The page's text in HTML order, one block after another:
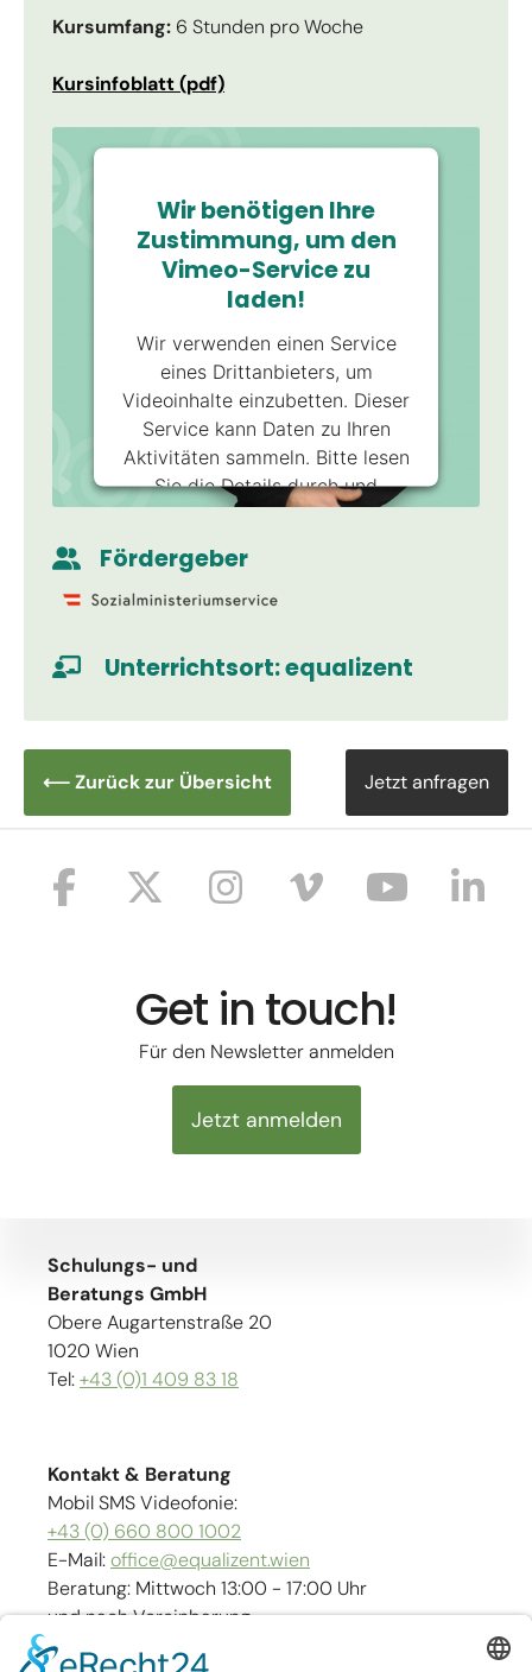
Kursumfang: 6 Stunden pro Woche
Kursinfoblatt (pdf)
Wir benötigen Ihre
Zustimmung, um den
Vimeo-Service zu
laden!
Wir verwenden einen Service
eines Drittanbieters, um
Videoinhalte einzubetten. Dieser
Service kann Daten zu Ihren
Aktivitäten sammeln. Bitte lesen
Sie die Details durch und
stimmen Sie der Nutzung des
anzusehen.
Akzeptieren
powered byUsercentrics
Consent Management Platform
&eRecht24
Fördergeber
Unterrichtsort: equalizent
⟵ Zurück zur Übersicht Jetzt anfragen
Get in touch!
Für den Newsletter anmelden
Jetzt anmelden
Schulungs- und
Beratungs GmbH
Obere Augartenstraße 20
1020 Wien
Tel:+43 (0)1 409 83 18
Kontakt & Beratung
Mobil SMS Videofonie:
+43 (0) 660 800 1002
E-Mail:office@equalizent.wien
Beratung: Mittwoch 13:00 - 17:00 Uhr
und nach Vereinbarung